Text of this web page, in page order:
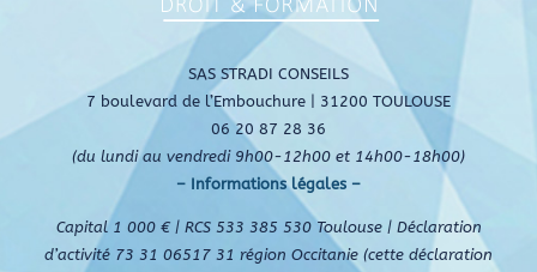
SAS STRADI CONSEILS
7 boulevard de l’Embouchure | 31200 TOULOUSE
06 20 87 28 36
(du lundi au vendredi 9h00-12h00 et 14h00-18h00)
– Informations légales –
Capital 1 000 € | RCS 533 385 530 Toulouse | Déclaration
d’activité 73 31 06517 31 région Occitanie (cette déclaration